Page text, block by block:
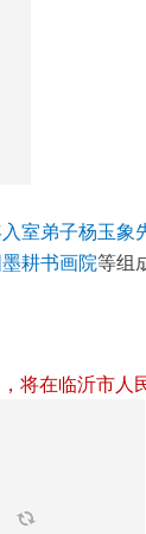
室弟子杨玉象
耕书画院等组
，将在临沂市人